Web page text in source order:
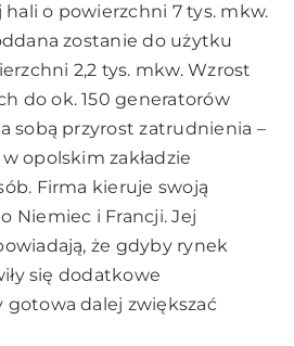
hali o powierzchni 7 tys. mkw.
zostanie do użytku
2,2 tys. mkw. Wzrost
do ok. 150 generatorów
sobą przyrost zatrudnienia –
opolskim zakładzie
Firma kieruje swoją
Niemiec i Francji. Jej
że gdyby rynek
się dodatkowe
gotowa dalej zwiększać